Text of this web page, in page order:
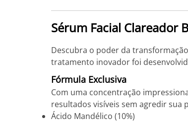
Sérum Facial Clareador
Descubra o poder da
tratamento inovador foi
Fórmula Exclusiva
Com uma concentração
resultados visíveis sem agredir sua
Ácido Mandélico (10%)